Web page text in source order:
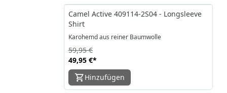
-17%
Camel Active 409114-2S04 - Longsleeve
Shirt
Karohemd aus reiner Baumwolle
49,95 €*
59,95 €
Hinzufügen